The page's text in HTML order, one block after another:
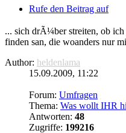
Rufe den Beitrag auf
... sich drÃ¼ber streiten, ob
finden san, die woanders nur
Author: heldenlama
15.09.2009, 11:22
Forum: Umfragen
Thema: Was wollt IHR
Antworten: 48
Zugriffe: 199216